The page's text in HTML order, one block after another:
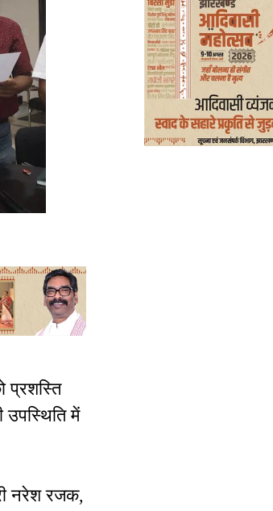
प्रशस्ति
उपस्थिति में
नरेश रजक,